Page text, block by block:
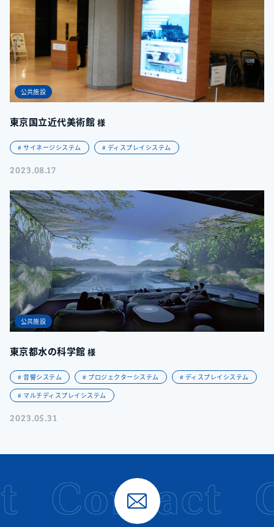
公共施設
東京国立近代美術館 様
# サイネージシステム # ディスプレイシステム
2023.08.17
公共施設
東京都水の科学館様
# 音響システム # プロジェクターシステム
# ディスプレイシステム
# マルチディスプレイシステム
2023.05.31
Contact